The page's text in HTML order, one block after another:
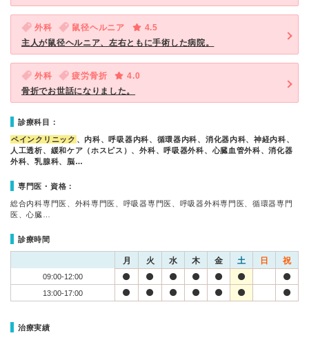
外科 鼠径ヘルニア
4.5
主人が鼠径ヘルニア、左右ともに手術した病院。
外科 疲労骨折
4.0
骨折でお世話になりました。
診療科目：
ペインクリニック 、内科、呼吸器内科、循環器内科、消化器内科、神経内科、
人工透析、緩和ケア（ホスピス）、外科、呼吸器外科、心臓血管外科、消化器
外科、乳腺科、脳…
専門医・資格：
総合内科専門医、外科専門医、呼吸器専門医、呼吸器外科専門医、循環器専門
医、心臓…
診療時間
月 火 水 木 金 土 日 祝
09:00-12:00
13:00-17:00
治療実績